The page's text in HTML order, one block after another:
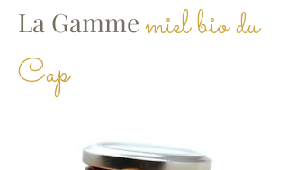
La Gammemiel bio du
Cap